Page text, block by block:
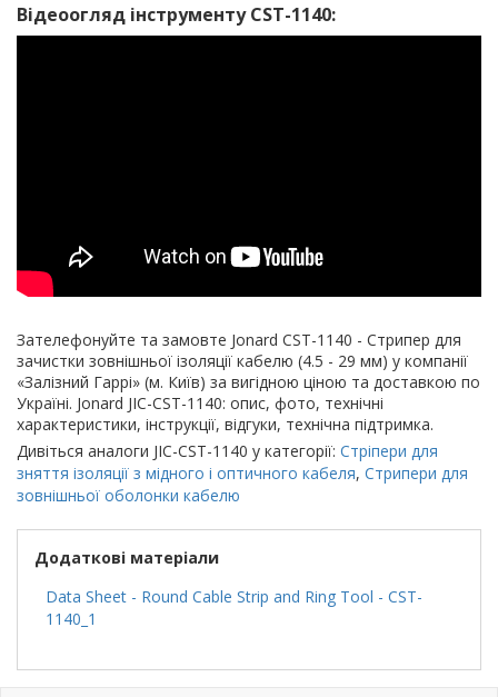
Відеоогляд інструменту CST-1140:
Зателефонуйте та замовте Jonard CST-1140 - Стрипер для
зачистки зовнішньої ізоляції кабелю (4.5 - 29 мм) у компанії
«Залізний Гаррі» (м. Київ) за вигідною ціною та доставкою по
Україні. Jonard JIC-CST-1140: опис, фото, технічні
характеристики, інструкції, відгуки, технічна підтримка.
Дивіться аналоги JIC-CST-1140 у категорії: Стріпери для
зняття ізоляції з мідного і оптичного кабеля, Стрипери для
зовнішньої оболонки кабелю
Додаткові матеріали
Data Sheet - Round Cable Strip and Ring Tool - CST-
1140_1